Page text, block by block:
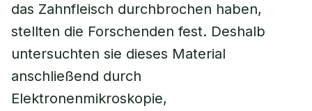
das Zahnfleisch durchbrochen haben,
stellten die Forschenden fest. Deshalb
untersuchten sie dieses Material
anschließend durch
Elektronenmikroskopie,